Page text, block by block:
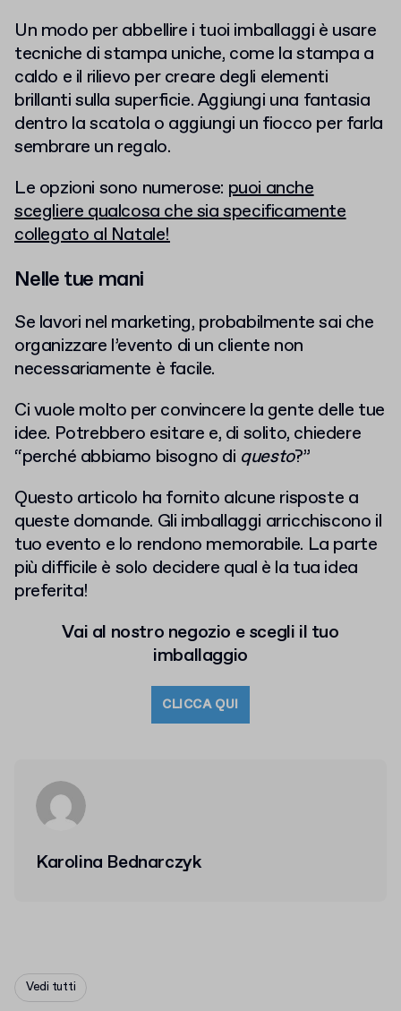
Un modo per abbellire i tuoi imballaggi è usare
tecniche di stampa uniche, come la stampa a
caldo e il rilievo per creare degli elementi
brillanti sulla superficie. Aggiungi una fantasia
dentro la scatola o aggiungi un fiocco per farla
sembrare un regalo.
Le opzioni sono numerose: puoi anche
scegliere qualcosa che sia specificamente
collegato al Natale!
Nelle tue mani
Se lavori nel marketing, probabilmente sai che
organizzare l’evento di un cliente non
necessariamente è facile.
Ci vuole molto per convincere la gente delle tue
idee. Potrebbero esitare e, di solito, chiedere
“perché abbiamo bisogno di questo?”
Questo articolo ha fornito alcune risposte a
queste domande. Gli imballaggi arricchiscono il
tuo evento e lo rendono memorabile. La parte
più difficile è solo decidere qual è la tua idea
preferita!
Vai al nostro negozio e scegli il tuo
imballaggio
CLICCA QUI
Karolina Bednarczyk
Vedi tutti